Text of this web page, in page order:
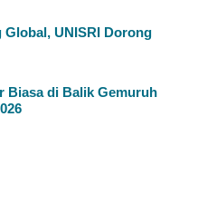
UNISRI Dorong
Biasa di Balik Gemuruh